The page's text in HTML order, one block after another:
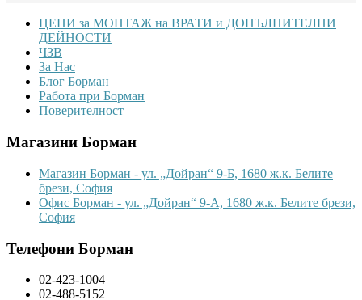
FooterЦЕНИ за МОНТАЖ на ВРАТИ и ДОПЪЛНИТЕЛНИ
ДЕЙНОСТИ
ЧЗВ
За Нас
Блог Борман
Работа при Борман
Поверителност
Магазини Борман
Магазин Борман - ул. „Дойран“ 9-Б, 1680 ж.к. Белите
брези, София
Офис Борман - ул. „Дойран“ 9-А, 1680 ж.к. Белите брези,
София
Телефони Борман
02-423-1004
02-488-5152